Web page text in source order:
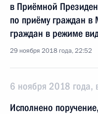
в Приёмной
по приёму граждан
граждан в режиме
29 ноября 2018 года, 22:52
6 ноября 2018 года,
Исполнено